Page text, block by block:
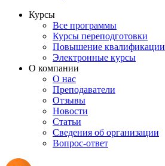
Курсы
Все программы
Курсы переподготовки
Повышение квалификации
Электронные курсы
О компании
О нас
Преподаватели
Отзывы
Новости
Статьи
Сведения об организации
Вопрос-ответ